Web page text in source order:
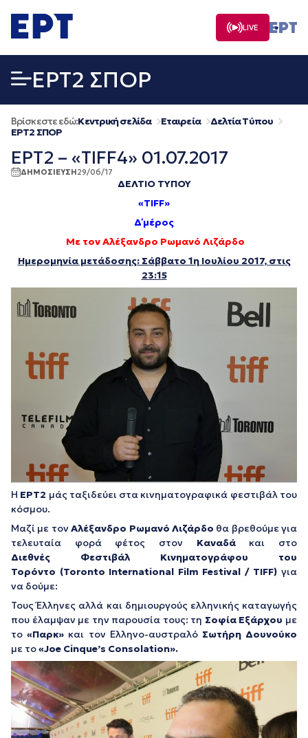
σε
περιεχόμενο
LIVE
EΡΤ2 ΣΠΟΡ
Βρίσκεστε εδώ:Κεντρική σελίδα Εταιρεία
Δελτία Τύπου
EΡΤ2 ΣΠΟΡ
ΕΡΤ2 – «TIFF4» 01.07.2017
ΔΗΜΟΣΙΕΥΣΗ29/06/17
ΔΕΛΤΙΟ ΤΥΠΟΥ
«TIFF»
Δ΄ μέρος
Με τον Αλέξανδρο Ρωμανό Λιζάρδο
Ημερομηνία μετάδοσης: Σάββατο 1η Ιουλίου 2017, στις
23:15
H ΕΡΤ2 μάς ταξιδεύει στα κινηματογραφικά φεστιβάλ του
κόσμου.
Μαζί με τονΑλέξανδρο Ρωμανό Λιζάρδο θα βρεθούμε για
τελευταία φορά φέτος στον Καναδάκαι στο
Διεθνές
Φεστιβάλ Κινηματογράφου
του
Τορόντο (Toronto International Film Festival / TIFF) για
να δούμε:
Τους Έλληνες αλλά και δημιουργούς ελληνικής καταγωγής
που έλαμψαν με την παρουσία τους: τη Σοφία Εξάρχου με
το«Παρκ» και τον Ελληνο-αυστραλό Σωτήρη Δουνούκο
με το«Joe Cinque’s Consolation».